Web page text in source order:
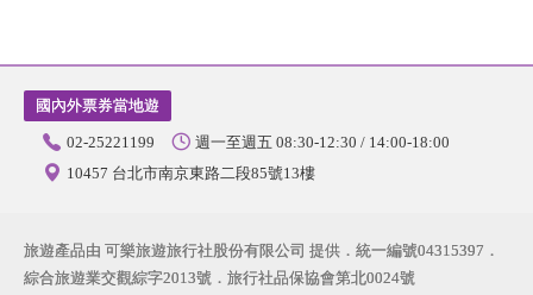
國內外票券當地遊
02-25221199
週一至週五 08:30-12:30 / 14:00-18:00
10457 台北市南京東路二段85號13樓
旅遊產品由 可樂旅遊旅行社股份有限公司 提供．統一編號04315397．
綜合旅遊業交觀綜字2013號．旅行社品保協會第北0024號